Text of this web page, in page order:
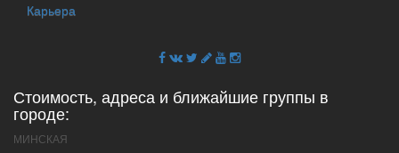
Карьера
Стоимость, адреса и ближайшие группы в
городе:
МИНСКАЯ